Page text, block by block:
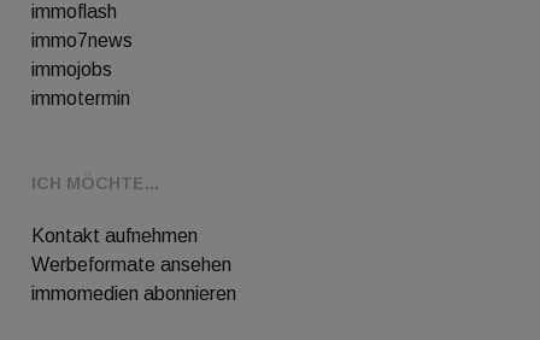
immoflash
immo7news
immojobs
immotermin
ICH MÖCHTE...
Kontakt aufnehmen
Werbeformate ansehen
immomedien abonnieren